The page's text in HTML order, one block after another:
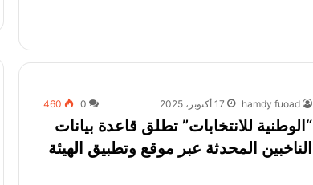
hamdy fuoad 17 أكتوبر، 2025 0
460
“الوطنية للانتخابات” تطلق قاعدة بيانات
الناخبين المحدثة عبر موقع وتطبيق الهيئة